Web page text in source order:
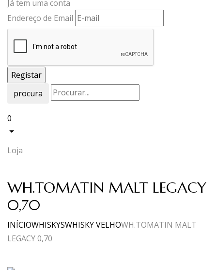
Já tem uma conta
Endereço de Email
procura
0
Loja
WH.TOMATIN MALT LEGACY
0,70
INÍCIOWHISKYSWHISKY VELHOWH.TOMATIN MALT
LEGACY 0,70